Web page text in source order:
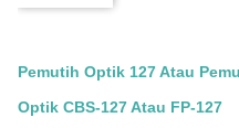
Pemutih Optik 127 Atau
Optik CBS-127 Atau FP-127